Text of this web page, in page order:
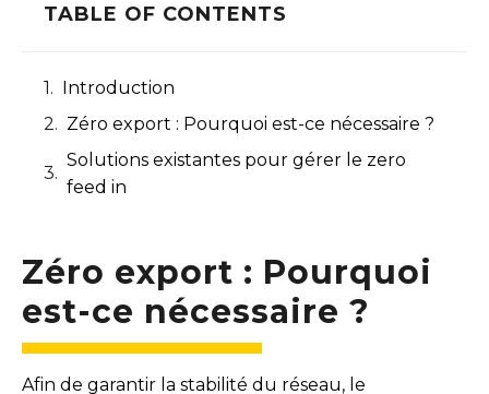
TABLE OF CONTENTS
Introduction
Zéro export : Pourquoi est-ce nécessaire ?​
Solutions existantes pour gérer le zero
feed in
Zéro export : Pourquoi
est-ce nécessaire ?​
Afin de garantir la stabilité du réseau, le